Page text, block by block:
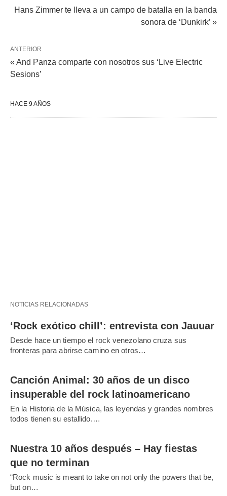
Hans Zimmer te lleva a un campo de batalla en la banda
sonora de ‘Dunkirk’ »
ANTERIOR
« And Panza comparte con nosotros sus ‘Live Electric
Sesions’
HACE 9 AÑOS
NOTICIAS RELACIONADAS
‘Rock exótico chill’: entrevista con Jauuar
Desde hace un tiempo el rock venezolano cruza sus
fronteras para abrirse camino en otros…
Canción Animal: 30 años de un disco
insuperable del rock latinoamericano
En la Historia de la Música, las leyendas y grandes nombres
todos tienen su estallido.…
Nuestra 10 años después – Hay fiestas
que no terminan
“Rock music is meant to take on not only the powers that be,
but on…